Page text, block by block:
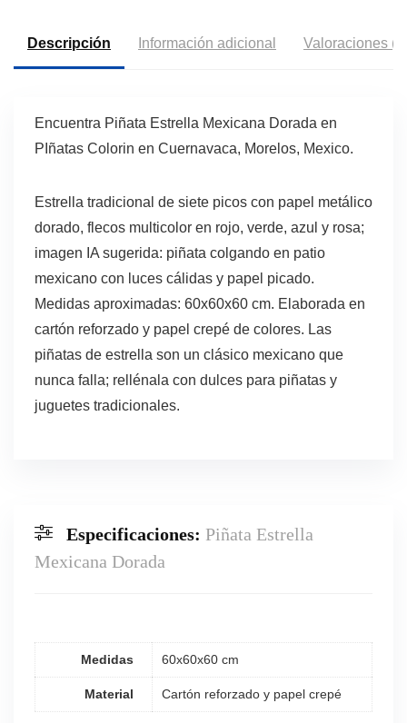
Descripción Información adicional Valoraciones
Encuentra Piñata Estrella Mexicana Dorada en
PIñatas Colorin en Cuernavaca, Morelos, Mexico.
Estrella tradicional de siete picos con papel metálico
dorado, flecos multicolor en rojo, verde, azul y rosa;
imagen IA sugerida: piñata colgando en patio
mexicano con luces cálidas y papel picado.
Medidas aproximadas: 60x60x60 cm. Elaborada en
cartón reforzado y papel crepé de colores. Las
piñatas de estrella son un clásico mexicano que
nunca falla; rellénala con dulces para piñatas y
juguetes tradicionales.
Especificaciones: Piñata Estrella
Mexicana Dorada
Medidas 60x60x60 cm
Material Cartón reforzado y papel crepé